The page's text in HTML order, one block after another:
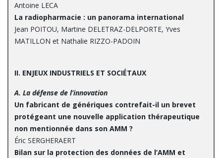
Antoine LECA
La radiopharmacie : un panorama international
Jean POITOU, Martine DELETRAZ-DELPORTE, Yves
MATILLON et Nathalie RIZZO-PADOIN
II. ENJEUX INDUSTRIELS ET SOCIÉTAUX
A. La défense de l’innovation
Un fabricant de génériques contrefait-il un brevet
protégeant une nouvelle application thérapeutique
non mentionnée dans son AMM ?
Éric SERGHERAERT
Bilan sur la protection des données de l’AMM et